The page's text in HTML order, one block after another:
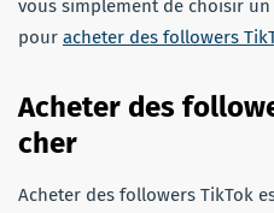
vous simplement de choisir
pour acheter des followers
Acheter des
cher
Acheter des followers TikTok